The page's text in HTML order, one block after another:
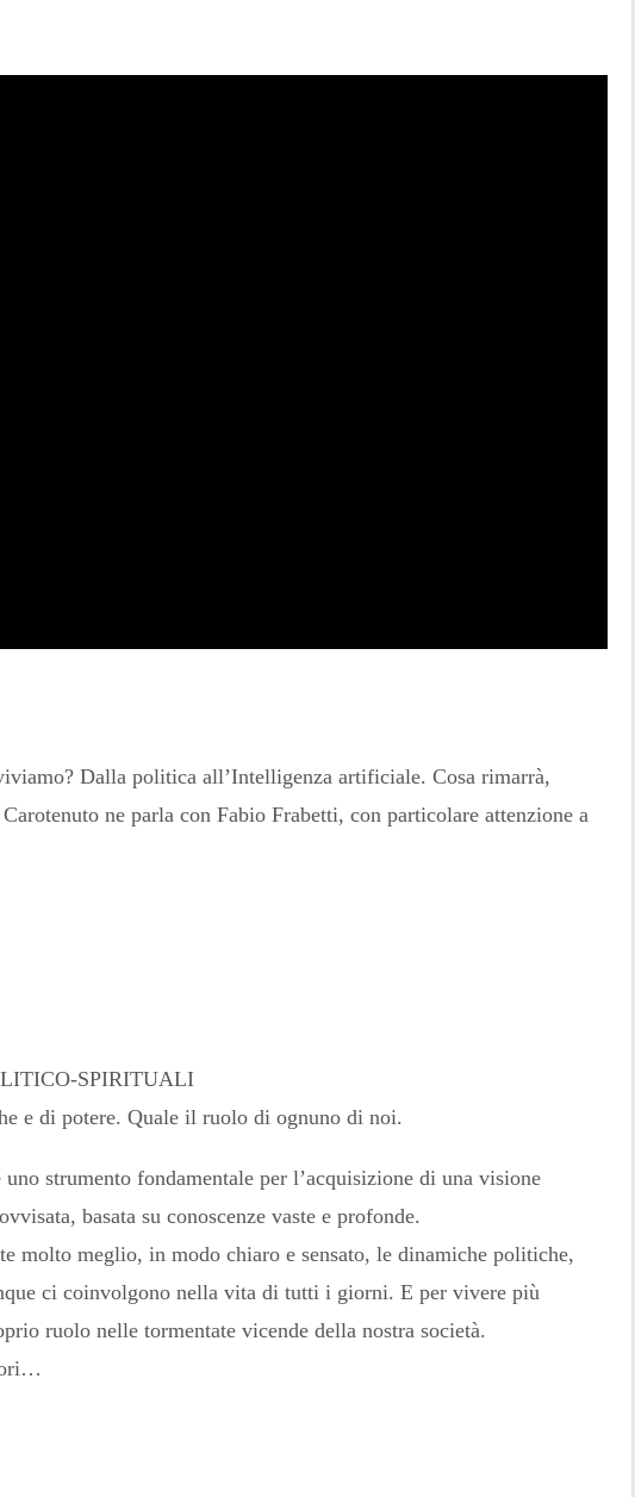
Dalla politica all’Intelligenza artificiale. Cosa rimarrà,
ne parla con Fabio Frabetti, con particolare attenzione a
SPIRITUALI
e di potere. Quale il ruolo di ognuno di noi.
strumento fondamentale per l’acquisizione di una visione
basata su conoscenze vaste e profonde.
molto meglio, in modo chiaro e sensato, le dinamiche politiche,
ci coinvolgono nella vita di tutti i giorni. E per vivere più
ruolo nelle tormentate vicende della nostra società.